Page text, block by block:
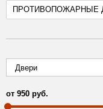
ПРОТИВОПОЖАРНЫЕ
от 950 руб.